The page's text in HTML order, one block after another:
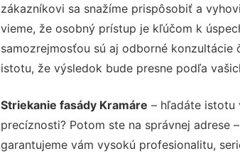
zákazníkovi sa snažíme prispôsobiť a
vieme, že osobný prístup je kľúčom k
samozrejmosťou sú aj odborné
istotu, že výsledok bude presne podľa
Striekanie fasády Kramáre – hľadáte istotu
precíznosti? Potom ste na správnej adrese
garantujeme vám vysokú profesionalitu,